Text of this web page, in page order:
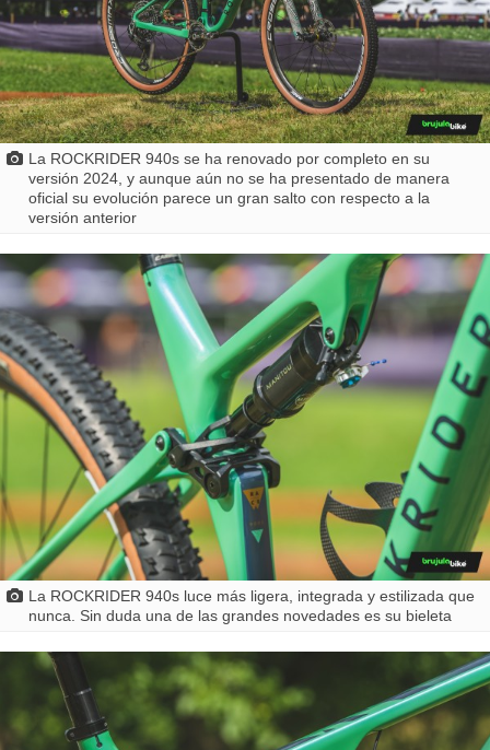
La ROCKRIDER 940s se ha renovado por completo en su
versión 2024, y aunque aún no se ha presentado de manera
oficial su evolución parece un gran salto con respecto a la
versión anterior
La ROCKRIDER 940s luce más ligera, integrada y estilizada que
nunca. Sin duda una de las grandes novedades es su bieleta